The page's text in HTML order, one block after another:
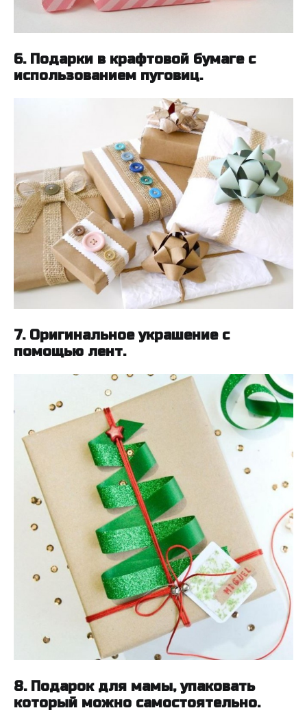
6. Подарки в крафтовой бумаге с
использованием пуговиц.
7. Оригинальное украшение с
помощью лент.
8. Подарок для мамы, упаковать
который можно самостоятельно.